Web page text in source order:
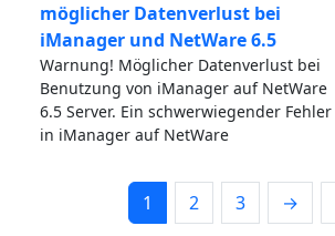
möglicher Datenverlust bei
iManager und NetWare 6.5
Warnung! Möglicher Datenverlust bei
Benutzung von iManager auf NetWare
6.5 Server. Ein schwerwiegender Fehler
in iManager auf NetWare
1 2 3 →